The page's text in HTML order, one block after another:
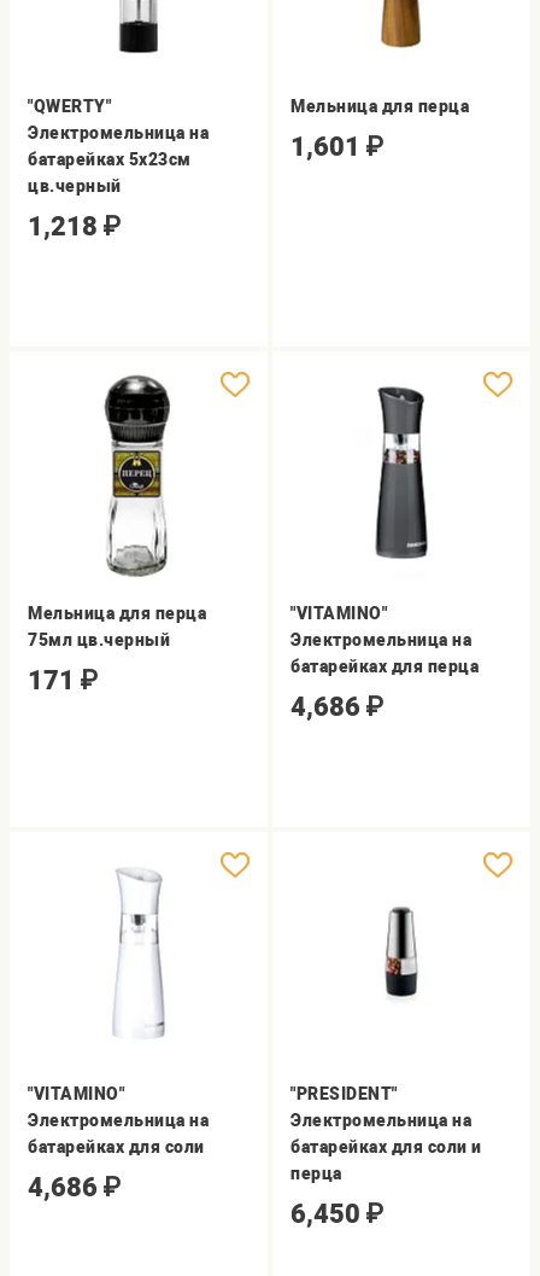
"QWERTY"
Электромельница на
батарейках 5x23см
цв.черный
1,218 ₽
Мельница для перца
1,601 ₽
Мельница для перца
75мл цв.черный
171 ₽
"VITAMINO"
Электромельница на
батарейках для перца
4,686 ₽
"VITAMINO"
Электромельница на
батарейках для соли
4,686 ₽
"PRESIDENT"
Электромельница на
батарейках для соли и
перца
6,450 ₽